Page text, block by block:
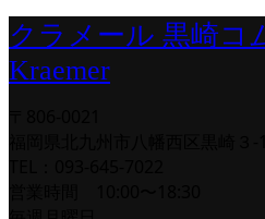
クラメール 黒崎コ
Kraemer